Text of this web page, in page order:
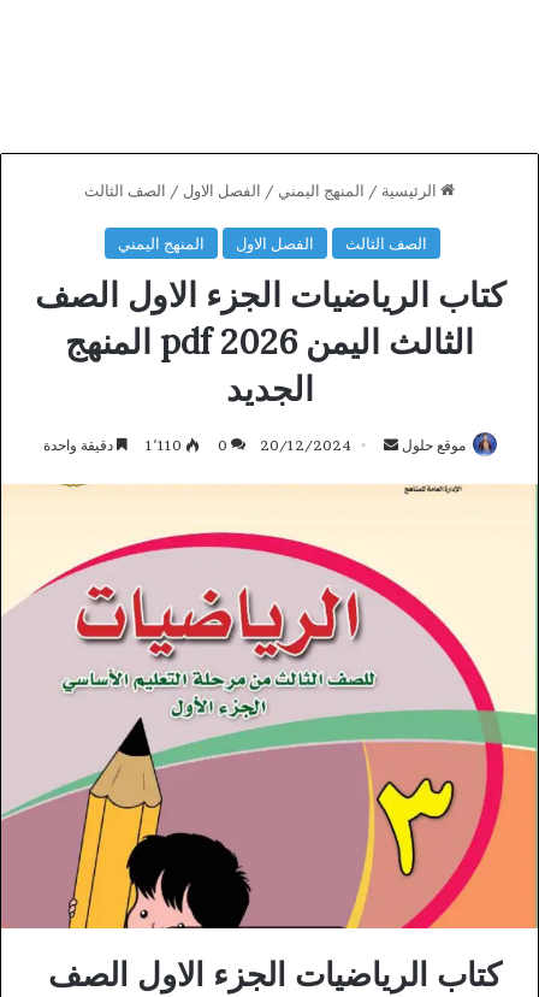
الرئيسية / المنهج اليمني / الفصل الاول / الصف الثالث
الصف الثالث الفصل الاول المنهج اليمني
كتاب الرياضيات الجزء الاول الصف
الثالث اليمن 2026 pdf المنهج
الجديد
موقع حلول
أرسل20/12/2024
0 1٬110 دقيقة واحدة
كتاب الرياضيات الجزء الاول الصف